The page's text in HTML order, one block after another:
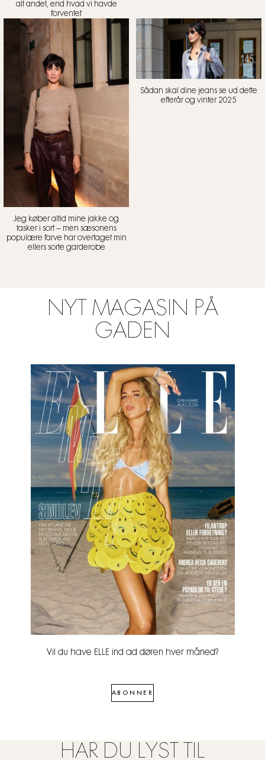
alt andet, end hvad vi havde
forventet
Jeg køber altid mine jakke og
tasker i sort – men sæsonens
populære farve har overtaget min
ellers sorte garderobe
Sådan skal dine jeans se ud dette
efterår og vinter 2025
NYT MAGASIN PÅ
GADEN
Vil du have ELLE ind ad døren hver måned?
ABONNER
HAR DU LYST TIL